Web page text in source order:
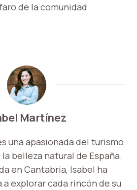
de la comunidad
Martínez
una apasionada del turismo
belleza natural de España.
en Cantabria, Isabel ha
a explorar cada rincón de su